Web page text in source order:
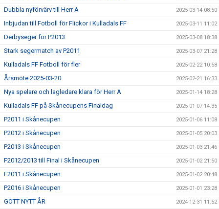
Dubbla nyförvärv till Herr A 2025-03-14 08:50
Inbjudan till Fotboll för Flickor i Kulladals FF 2025-03-11 11:02
Derbyseger för P2013 2025-03-08 18:38
Stark segermatch av P2011 2025-03-07 21:28
Kulladals FF Fotboll för fler 2025-02-22 10:58
Årsmöte 2025-03-20 2025-02-21 16:33
Nya spelare och lagledare klara för Herr A 2025-01-14 18:28
Kulladals FF på Skånecupens Finaldag 2025-01-07 14:35
P2011 i Skånecupen 2025-01-06 11:08
P2012 i Skånecupen 2025-01-05 20:03
P2013 i Skånecupen 2025-01-03 21:46
F2012/2013 till Final i Skånecupen 2025-01-02 21:50
F2011 i Skånecupen 2025-01-02 20:48
P2016 i Skånecupen 2025-01-01 23:28
GOTT NYTT ÅR 2024-12-31 11:52